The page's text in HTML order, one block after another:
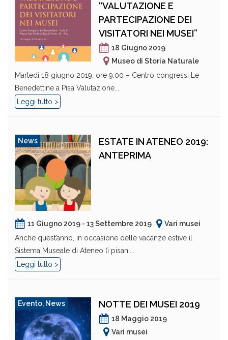
“VALUTAZIONE E
PARTECIPAZIONE DEI
VISITATORI NEI MUSEI”
18 Giugno 2019
Museo di Storia Naturale
Martedì 18 giugno 2019, ore 9.00 – Centro congressi Le
Benedettine a Pisa Valutazione...
Leggi tutto >
News
ESTATE IN ATENEO 2019:
ANTEPRIMA
11 Giugno 2019 - 13 Settembre 2019
Vari musei
Anche quest’anno, in occasione delle vacanze estive il
Sistema Museale di Ateneo (i pisani...
Leggi tutto >
Evento, News NOTTE DEI MUSEI 2019
18 Maggio 2019
Vari musei